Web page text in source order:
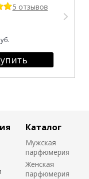
5 отзывов
Каталог
Мужская
парфюмерия
Женская
парфюмерия